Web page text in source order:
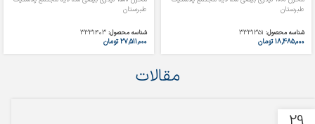
طبرستان
شناسه محصول: 3331351
۱۸,۴۸۵,۰۰۰ تومان
طبرستان
شناسه محصول: 3331403
۲۷,۵۱۱,۰۰۰ تومان
مقالات